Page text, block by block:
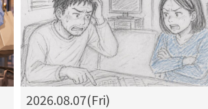
2026.08.07(Fri)